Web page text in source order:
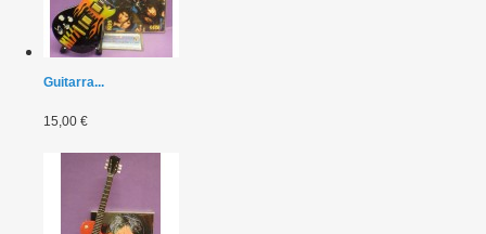
Guitarra...
15,00 €